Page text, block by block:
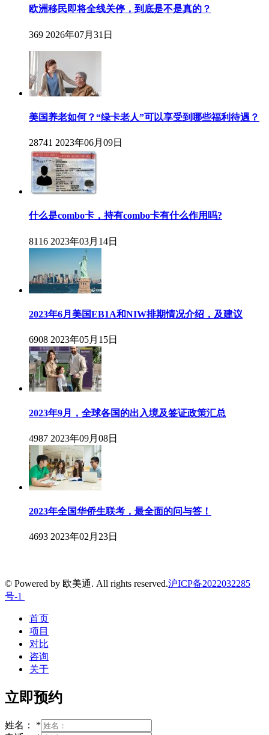
欧洲移民即将全线关停，到底是不是真的？
369 2026年07月31日
美国养老如何？“绿卡老人”可以享受到哪些福利待遇？
28741 2023年06月09日
什么是combo卡，持有combo卡有什么作用吗?
8116 2023年03月14日
2023年6月美国EB1A和NIW排期情况介绍，及建议
6908 2023年05月15日
2023年9月，全球各国的出入境及签证政策汇总
4987 2023年09月08日
2023年全国华侨生联考，最全面的问与答！
4693 2023年02月23日
© Powered by 欧美通. All rights reserved.沪ICP备2022032285
号-1
首页
项目
对比
咨询
关于
立即预约
姓名： *